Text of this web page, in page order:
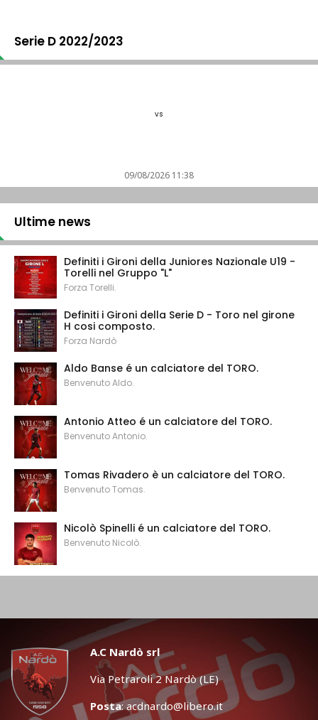
Serie D 2022/2023
vs
09/08/2026 11:38
Ultime news
Definiti i Gironi della Juniores Nazionale U19 -
Torelli nel Gruppo "L"
Forza Torelli.
Definiti i Gironi della Serie D - Toro nel girone
H cosi composto.
Forza Nardò
Aldo Banse é un calciatore del TORO.
Benvenuto Aldo.
Antonio Atteo é un calciatore del TORO.
Benvenuto Antonio.
Tomas Rivadero è un calciatore del TORO.
Benvenuto Tomas.
Nicolò Spinelli é un calciatore del TORO.
Benvenuto Nicolò.
A.C Nardò srl
Via Petraroli 2 Nardò (LE)
Posta:acdnardo@libero.it